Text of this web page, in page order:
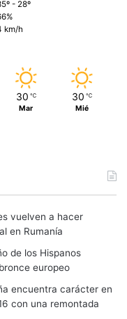
- 28º
km/h
30 ℃
Mar
30 ℃
Mié
vuelven a hacer
en Rumanía
de los Hispanos
europeo
encuentra carácter en
con una remontada